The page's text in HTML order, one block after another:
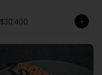
$30.400